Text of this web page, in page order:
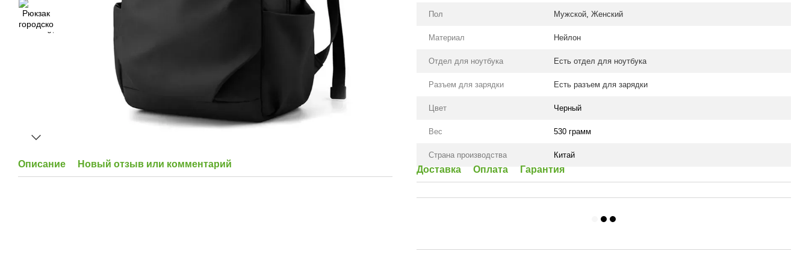
Описание Новый отзыв или комментарий
Пол Мужской, Женский
Материал Нейлон
Отдел для ноутбука Есть отдел для ноутбука
Разъем для зарядки Есть разъем для зарядки
Цвет Черный
Вес 530 грамм
Страна производства Китай
Доставка Оплата Гарантия